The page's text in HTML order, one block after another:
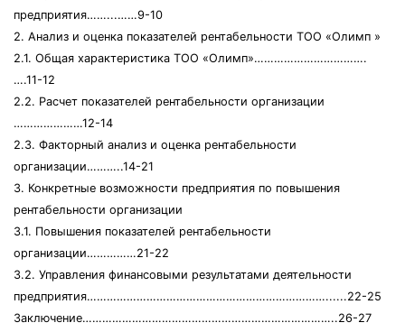
предприятия……...……9-10
2. Анализ и оценка показателей рентабельности ТОО «Олимп »
2.1. Общая характеристика ТОО «Олимп»…………………………….
….11-12
2.2. Расчет показателей рентабельности организации
…………………12-14
2.3. Факторный анализ и оценка рентабельности
организации………..14-21
3. Конкретные возможности предприятия по повышения
рентабельности организации
3.1. Повышения показателей рентабельности
организации……………21-22
3.2. Управления финансовыми результатами деятельности
предприятия………………………………………………………………......22-25
Заключение…………………………………………………………………..26-27